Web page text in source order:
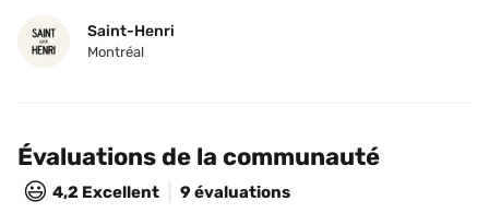
Saint-Henri
Montréal
Évaluations de la communauté
😃 4,2 Excellent 9 évaluations